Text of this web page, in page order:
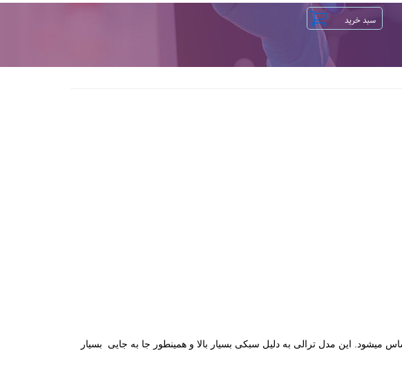
این مدل ترالی به دلیل سبکی بسیار بالا و همینطور جا به جایی بسیار